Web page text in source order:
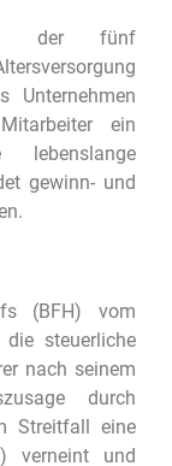
der fünf
Unternehmen
ein
gewinn- und
(BFH) vom
steuerliche
nach seinem
durch
Streitfall eine
verneint und